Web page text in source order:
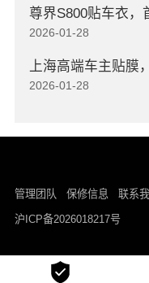
尊界S800贴车衣，
2026-01-28
上海高端车主贴膜
2026-01-28
管理团队 保修信息 联系我
沪ICP备2026018217号